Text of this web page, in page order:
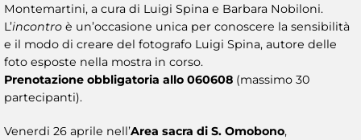
Montemartini, a cura di Luigi Spina e Barbara Nobiloni.
L’incontro è un’occasione unica per conoscere la sensibilità
e il modo di creare del fotografo Luigi Spina, autore delle
foto esposte nella mostra in corso.
Prenotazione obbligatoria allo 060608 (massimo 30
partecipanti).
Venerdi 26 aprile nell’Area sacra di S. Omobono,